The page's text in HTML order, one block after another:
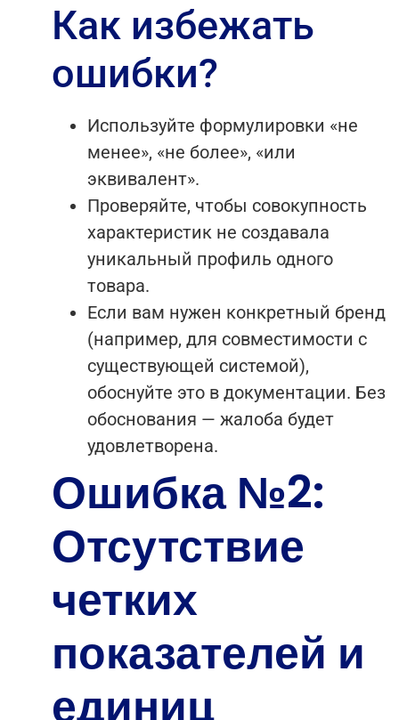
Как избежать
ошибки?
Используйте формулировки «не
менее», «не более», «или
эквивалент».
Проверяйте, чтобы совокупность
характеристик не создавала
уникальный профиль одного
товара.
Если вам нужен конкретный бренд
(например, для совместимости с
существующей системой),
обоснуйте это в документации. Без
обоснования — жалоба будет
удовлетворена.
Ошибка №2:
Отсутствие
четких
показателей и
единиц